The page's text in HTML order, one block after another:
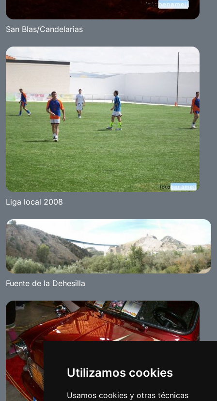
Utilizamos cookies
Usamos cookies y otras técnicas
San Blas/Candelarias
Liga local 2008
Fuente de la Dehesilla